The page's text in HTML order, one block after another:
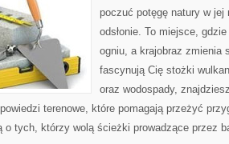
poczuć potęgę natury w jej
odsłonie. To miejsce,
ogniu, a krajobraz zmienia
fascynują Cię stożki
oraz wodospady,
terenowe, które pomagają przeżyć
o tych, którzy wolą ścieżki prowadzące przez